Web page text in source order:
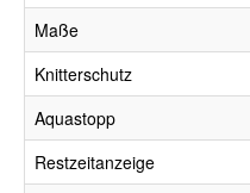
Maße
Knitterschutz
Aquastopp
Restzeitanzeige